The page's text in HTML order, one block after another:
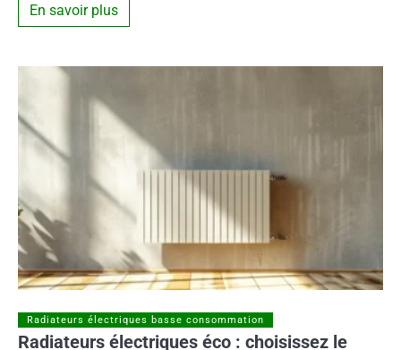
En savoir plus
Radiateurs électriques basse consommation
Radiateurs électriques éco : choisissez le